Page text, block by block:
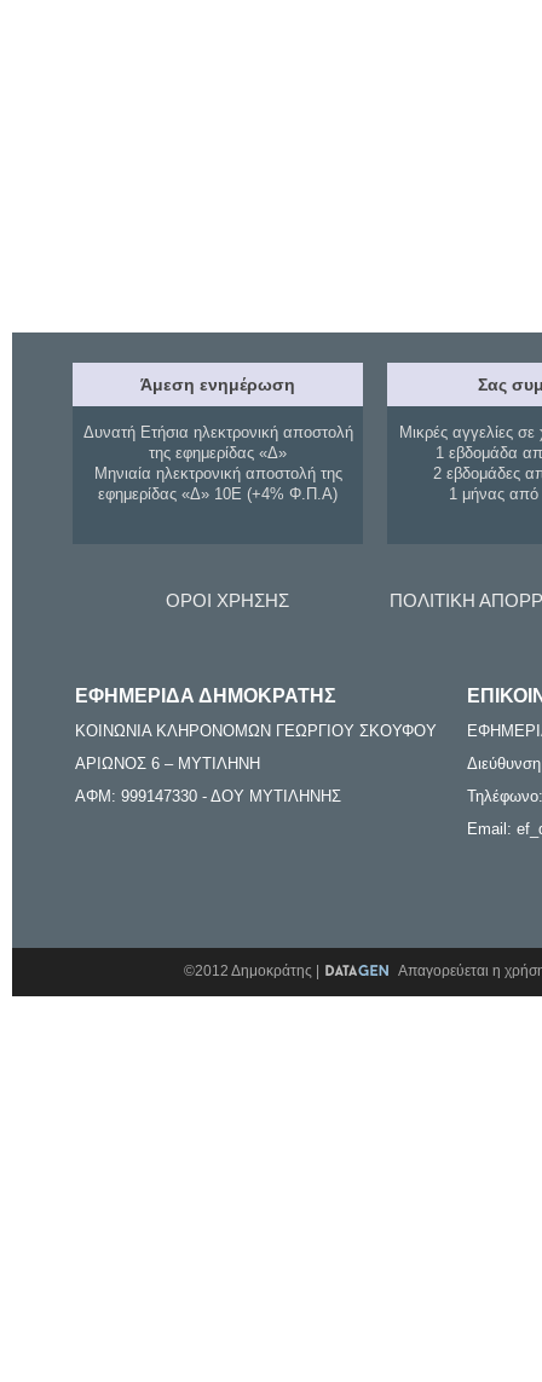
Άμεση ενημέρωση
Δυνατή Ετήσια ηλεκτρονική αποστολή
της εφημερίδας «Δ»
Μηνιαία ηλεκτρονική αποστολή της
εφημερίδας «Δ» 10Ε (+4% Φ.Π.Α)
Σας
Μικρές αγγελίες σε
1 εβδομάδα
2 εβδομάδες
1 μήνας
ΟΡΟΙ ΧΡΗΣΗΣ ΠΟΛΙΤΙΚΗ
ΕΦΗΜΕΡΙΔΑ ΔΗΜΟΚΡΑΤΗΣ
ΚΟΙΝΩΝΙΑ ΚΛΗΡΟΝΟΜΩΝ ΓΕΩΡΓΙΟΥ ΣΚΟΥΦΟΥ
ΑΡΙΩΝΟΣ 6 – ΜΥΤΙΛΗΝΗ
ΑΦΜ: 999147330 - ΔΟΥ ΜΥΤΙΛΗΝΗΣ
Email:
©2012 Δημοκράτης | Απαγορεύεται η